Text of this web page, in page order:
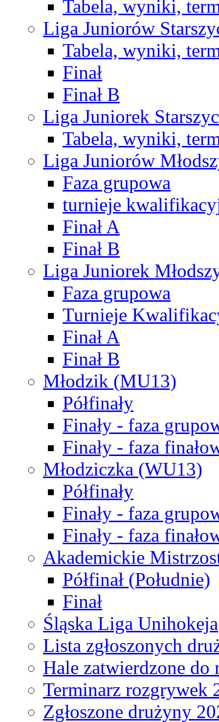
Tabela, wyniki,
Liga Juniorów
Tabela, wyniki,
Finał
Finał B
Liga Juniorek
Tabela, wyniki,
Liga Juniorów
Faza grupowa
turnieje
Finał A
Finał B
Liga Juniorek
Faza grupowa
Turnieje
Finał A
Finał B
Młodzik (MU13)
Półfinały
Finały - faza
Finały - faza
Młodziczka (WU13)
Półfinały
Finały - faza
Finały - faza
Akademickie
Półfinał (Południe)
Finał
Śląska Liga Unihokeja
Lista zgłoszonych
Hale zatwierdzone do
Terminarz rozgrywek
Zgłoszone drużyny